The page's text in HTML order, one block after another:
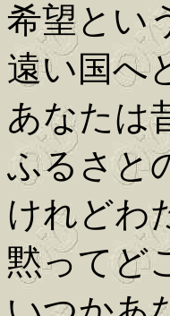
希望とい
遠い国へ
あなたは
ふるさと
けれどわ
黙ってど